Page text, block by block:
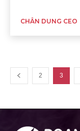
CHÂN DUNG CEO
2 3